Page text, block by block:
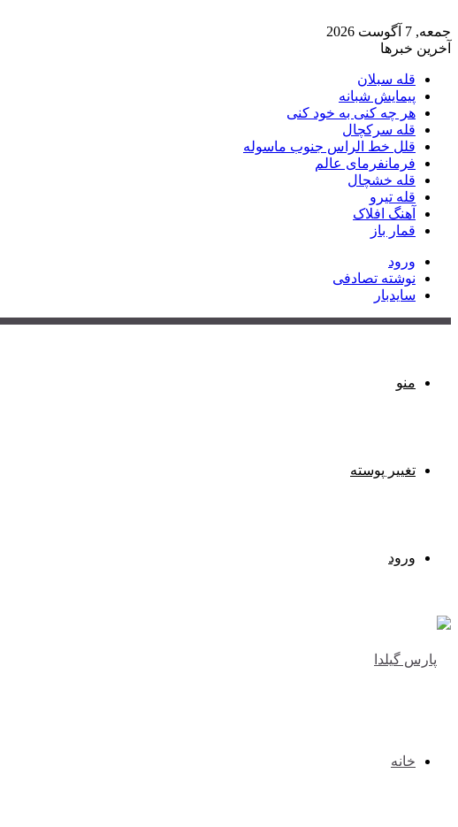
جمعه, 7 آگوست 2026
آخرین خبرها
قله سبلان
پیمایش شبانه
هر چه کنی به خود کنی
قله سرکچال
قلل خط الراس جنوب ماسوله
فرمانفرمای عالم
قله خشچال
قله تیرو
آهنگ افلاک
قمار باز
ورود
نوشته تصادفی
سایدبار
منو
تغییر پوسته
ورود
خانه